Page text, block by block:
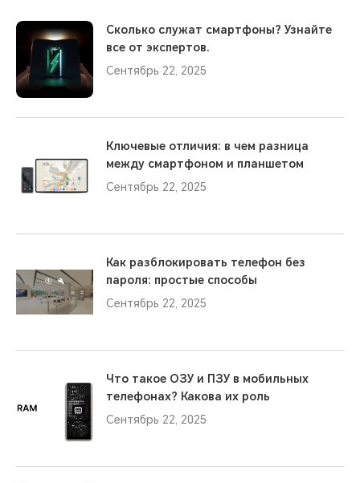
Сколько служат смартфоны? Узнайте
все от экспертов.
Сентябрь 22, 2025
Ключевые отличия: в чем разница
между смартфоном и планшетом
Сентябрь 22, 2025
Как разблокировать телефон без
пароля: простые способы
Сентябрь 22, 2025
Что такое ОЗУ и ПЗУ в мобильных
телефонах? Какова их роль
Сентябрь 22, 2025